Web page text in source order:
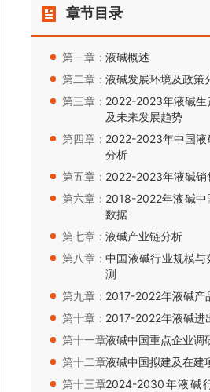
章节目录
第一章：液碱概述
第二章：液碱发展环境及政策
第三章： 2022-2023年液碱生
及未来发展趋势
第四章： 2022-2023年中国液
分析
第五章： 2022-2023年液碱销
第六章： 2018-2022年液碱中
数据
第七章：液碱产业链分析
第八章：中国液碱行业规模与
测
第九章： 2017-2022年液碱产
第十章： 2017-2022年液碱进
第十一章：液碱中国重点企业调
第十二章：液碱中国拟建及在建
第十三章：2024-2030年液碱